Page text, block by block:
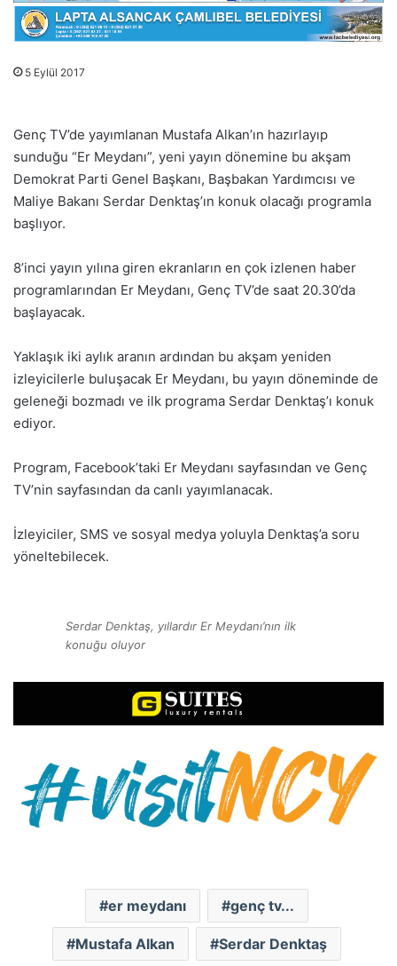
5 Eylül 2017
Genç TV’de yayımlanan Mustafa Alkan’ın hazırlayıp
sunduğu “Er Meydanı”, yeni yayın dönemine bu akşam
Demokrat Parti Genel Başkanı, Başbakan Yardımcısı ve
Maliye Bakanı Serdar Denktaş’ın konuk olacağı programla
başlıyor.
8’inci yayın yılına giren ekranların en çok izlenen haber
programlarından Er Meydanı, Genç TV’de saat 20.30’da
başlayacak.
Yaklaşık iki aylık aranın ardından bu akşam yeniden
izleyicilerle buluşacak Er Meydanı, bu yayın döneminde de
geleneği bozmadı ve ilk programa Serdar Denktaş’ı konuk
ediyor.
Program, Facebook’taki Er Meydanı sayfasından ve Genç
TV’nin sayfasından da canlı yayımlanacak.
İzleyiciler, SMS ve sosyal medya yoluyla Denktaş’a soru
yöneltebilecek.
Serdar Denktaş, yıllardır Er Meydanı’nın ilk
konuğu oluyor
er meydanı genç tv...
Mustafa Alkan Serdar Denktaş